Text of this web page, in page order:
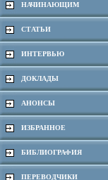
НАЧИНАЮЩИМ
СТАТЬИ
ИНТЕРВЬЮ
ДОКЛАДЫ
АНОНСЫ
ИЗБРАННОЕ
БИБЛИОГРАФИЯ
ПЕРЕВОДЧИКИ